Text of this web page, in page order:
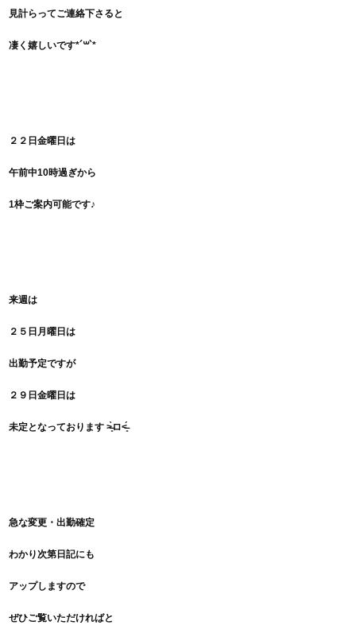
見計らってご連絡下さると
凄く嬉しいです*´꒳`*
２２日金曜日は
午前中10時過ぎから
1枠ご案内可能です♪
来週は
２５日月曜日は
出勤予定ですが
２９日金曜日は
未定となっております ˃̶͈̀ロ˂̶͈́
急な変更・出勤確定
わかり次第日記にも
アップしますので
ぜひご覧いただければと